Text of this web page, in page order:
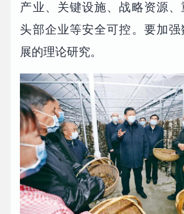
产业、关键设施、战略资源、
头部企业等安全可控。要加
展的理论研究。